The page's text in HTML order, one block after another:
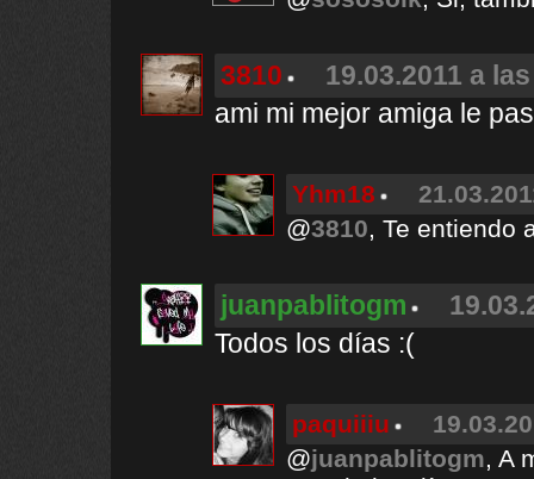
3810
19.03.2011 a
ami mi mejor amiga le
Yhm18
@3810, Te entiendo
juanpablitogm
Todos los días :(
paquiiiu
@juanpablitogm, A